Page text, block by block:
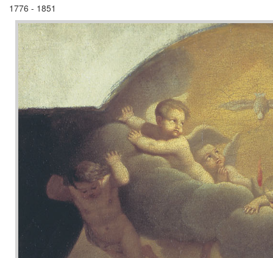
1776 - 1851